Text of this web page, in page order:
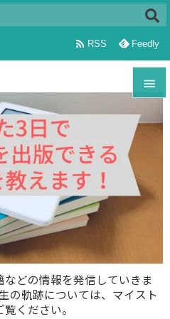
どの情報を発信していきま
の軌跡については、マイスト
ください。


メニュ

前へ

検索
 RSS Feedly